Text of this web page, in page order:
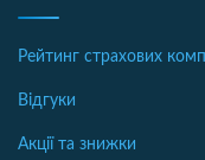
Рейтинг страхових
Відгуки
Акції та знижки